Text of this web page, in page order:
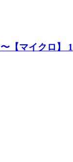
【マイクロ】 1